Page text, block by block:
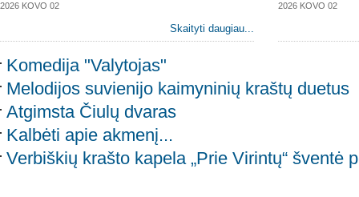
2026 KOVO 02
Skaityti daugiau...
2026 KOVO 02
Komedija "Valytojas"
Melodijos suvienijo kaimyninių kraštų duetus
Atgimsta Čiulų dvaras
Kalbėti apie akmenį...
Verbiškių krašto kapela „Prie Virintų“ šventė